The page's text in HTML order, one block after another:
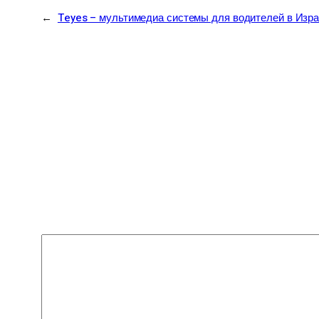
Teyes – мультимедиа системы для водителей в
→